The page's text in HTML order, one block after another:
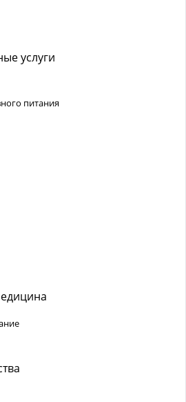
услуги
питания